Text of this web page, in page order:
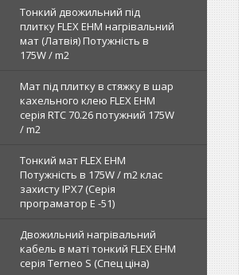
Тонкий двожильний під
плитку FLEX EHM нагрівальний
мат (Латвія) Потужність в
175W / m2
Мат під плитку в стяжку в шар
кахельного клею FLEX EHM
серія RTC 70.26 потужний 175W
/ m2
Тонкий мат FLEX EHM
Потужність в 175W / m2 клас
захисту IPX7 (Серія
програматор Е -51)
Двожильний нагрівальний
кабель в маті тонкий FLEX EHM
серія Terneo S (Спец ціна)